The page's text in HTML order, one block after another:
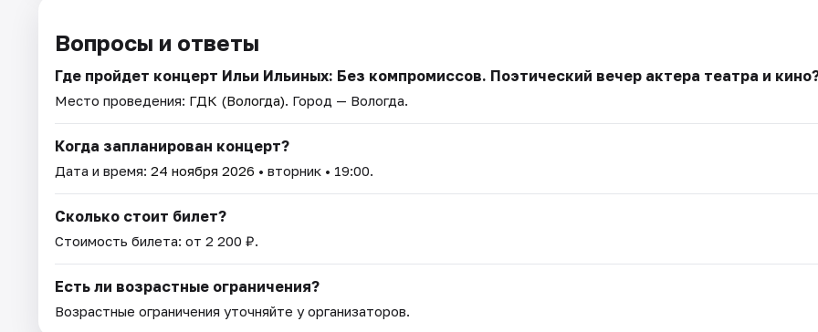
Вопросы и ответы
Где пройдет концерт Ильи Ильиных: Без компромиссов. Поэтический вечер актера театра и
Место проведения: ГДК (Вологда). Город — Вологда.
Когда запланирован концерт?
Дата и время: 24 ноября 2026 • вторник • 19:00.
Сколько стоит билет?
Стоимость билета: от 2 200 ₽.
Есть ли возрастные ограничения?
Возрастные ограничения уточняйте у организаторов.